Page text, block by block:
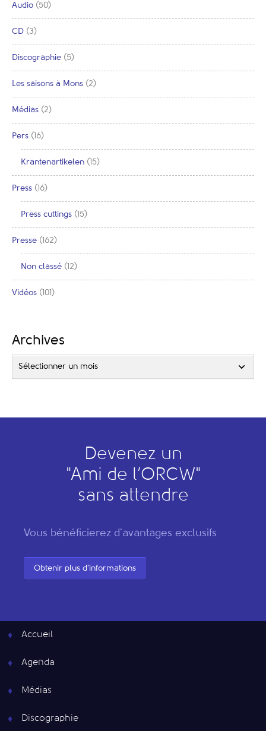
Audio (50)
CD (3)
Discographie (5)
Les saisons à Mons (2)
Médias (2)
Pers (16)
Krantenartikelen (15)
Press (16)
Press cuttings (15)
Presse (162)
Non classé (12)
Vidéos (101)
Archives
Sélectionner un mois
Devenez un
"Ami de l’ORCW"
sans attendre
Vous bénéficierez d'avantages exclusifs
Obtenir plus d'informations
Accueil
Agenda
Médias
Discographie